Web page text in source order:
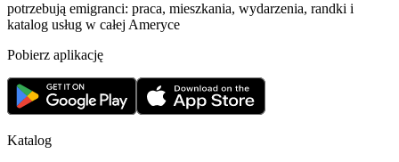
potrzebują emigranci: praca, mieszkania, wydarzenia, randki i
katalog usług w całej Ameryce
Pobierz aplikację
Katalog